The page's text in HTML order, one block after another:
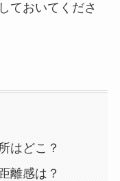
ておいてくださ
はどこ？
離感は？